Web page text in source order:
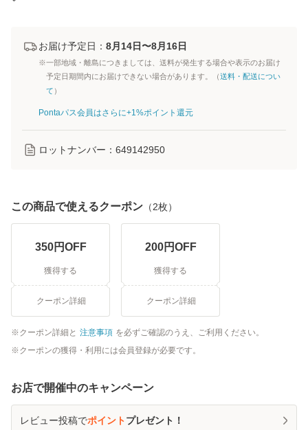
お届け予定日： 8月14日〜8月16日
※一部地域・離島につきましては、送料が発生する場合や表示のお届け
予定日期間内にお届けできない場合があります。（送料・配送につい
て ）
Pontaパス会員はさらに+1%ポイント還元
ロットナンバー： 649142950
この商品で使えるクーポン （2枚）
350円OFF
獲得する
クーポン詳細
200円OFF
獲得する
クーポン詳細
クーポン詳細と 注意事項 を必ずご確認のうえ、ご利用ください。
クーポンの獲得・利用には会員登録が必要です。
お店で開催中のキャンペーン
レビュー投稿でポイントプレゼント！